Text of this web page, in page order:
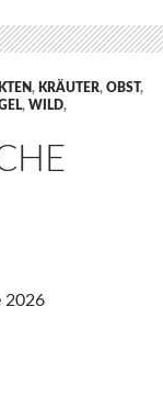
, KRÄUTER, OBST,
, WILD,